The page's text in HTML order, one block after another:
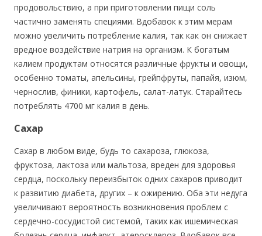
продовольствию, а при приготовлении пищи соль
частично заменять специями. Вдобавок к этим мерам
можно увеличить потребление калия, так как он снижает
вредное воздействие натрия на организм. К богатым
калием продуктам относятся различные фрукты и овощи,
особенно томаты, апельсины, грейпфруты, папайя, изюм,
чернослив, финики, картофель, салат-латук. Старайтесь
потреблять 4700 мг калия в день.
Сахар
Сахар в любом виде, будь то сахароза, глюкоза,
фруктоза, лактоза или мальтоза, вреден для здоровья
сердца, поскольку переизбыток одних сахаров приводит
к развитию диабета, других – к ожирению. Оба эти недуга
увеличивают вероятность возникновения проблем с
сердечно-сосудистой системой, таких как ишемическая